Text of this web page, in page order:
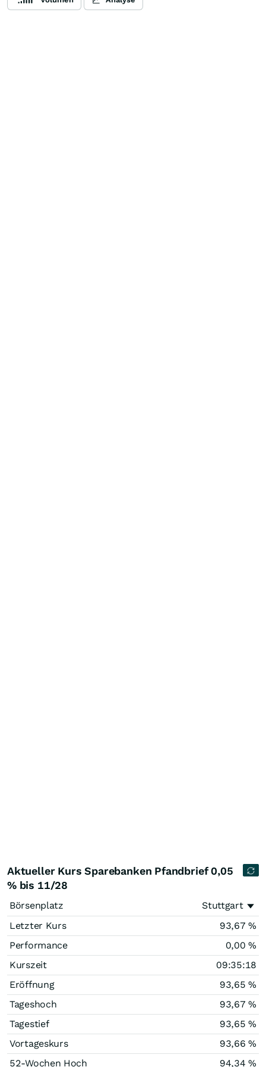
Aktueller Kurs Sparebanken Pfandbrief 0,05
% bis 11/28
Börsenplatz
Stuttgart
Letzter Kurs
93,67 %
Performance
0,00%
Kurszeit
09:35:18
Eröffnung
93,65 %
Tageshoch
93,67 %
Tagestief
93,65 %
Vortageskurs
93,66%
52-Wochen Hoch
94,34%